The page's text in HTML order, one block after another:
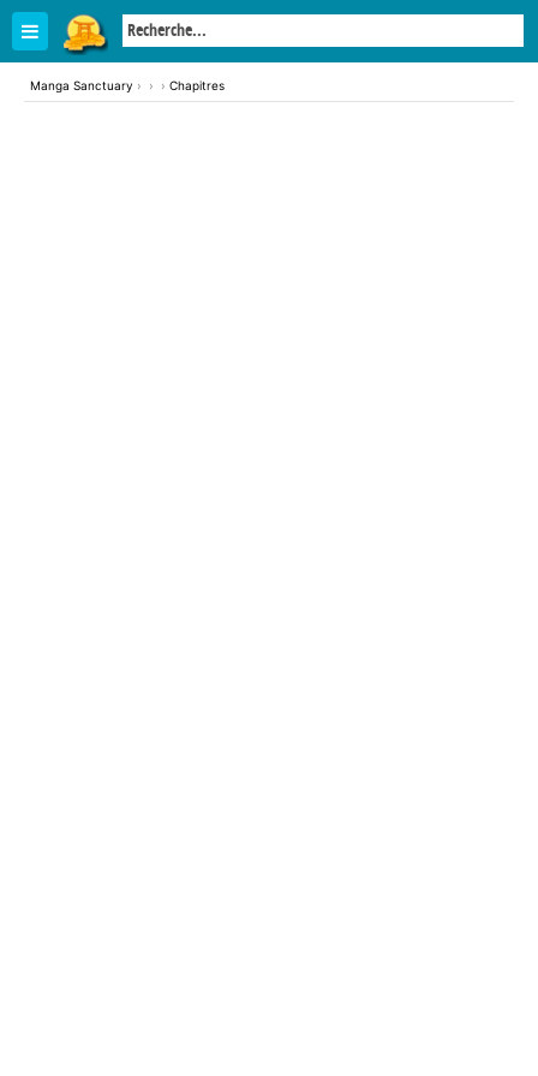
Manga Sanctuary › › › Chapitres